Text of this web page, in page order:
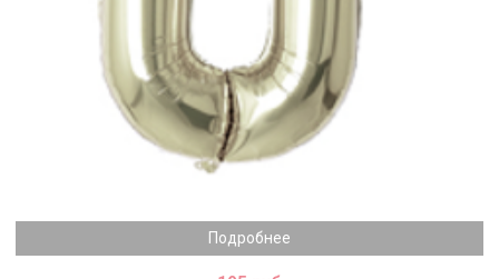
Подробнее